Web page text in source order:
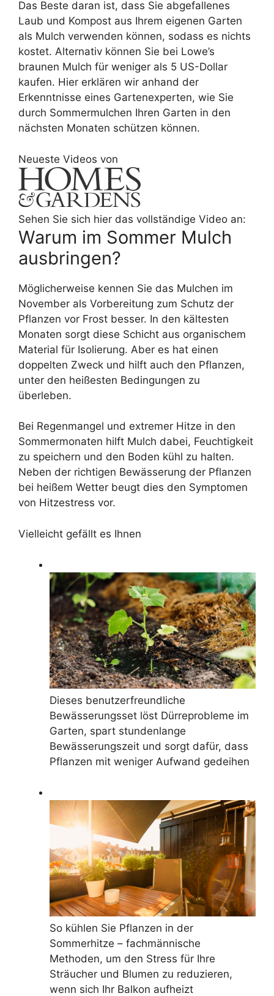
Das Beste daran ist, dass Sie abgefallenes
Laub und Kompost aus Ihrem eigenen Garten
als Mulch verwenden können, sodass es nichts
kostet. Alternativ können Sie bei Lowe’s
braunen Mulch für weniger als 5 US-Dollar
kaufen. Hier erklären wir anhand der
Erkenntnisse eines Gartenexperten, wie Sie
durch Sommermulchen Ihren Garten in den
nächsten Monaten schützen können.
Neueste Videos von
Sehen Sie sich hier das vollständige Video an:
Warum im Sommer Mulch
ausbringen?
Möglicherweise kennen Sie das Mulchen im
November als Vorbereitung zum Schutz der
Pflanzen vor Frost besser. In den kältesten
Monaten sorgt diese Schicht aus organischem
Material für Isolierung. Aber es hat einen
doppelten Zweck und hilft auch den Pflanzen,
unter den heißesten Bedingungen zu
überleben.
Bei Regenmangel und extremer Hitze in den
Sommermonaten hilft Mulch dabei, Feuchtigkeit
zu speichern und den Boden kühl zu halten.
Neben der richtigen Bewässerung der Pflanzen
bei heißem Wetter beugt dies den Symptomen
von Hitzestress vor.
Vielleicht gefällt es Ihnen
Dieses benutzerfreundliche
Bewässerungsset löst Dürreprobleme im
Garten, spart stundenlange
Bewässerungszeit und sorgt dafür, dass
Pflanzen mit weniger Aufwand gedeihen
So kühlen Sie Pflanzen in der
Sommerhitze – fachmännische
Methoden, um den Stress für Ihre
Sträucher und Blumen zu reduzieren,
wenn sich Ihr Balkon aufheizt